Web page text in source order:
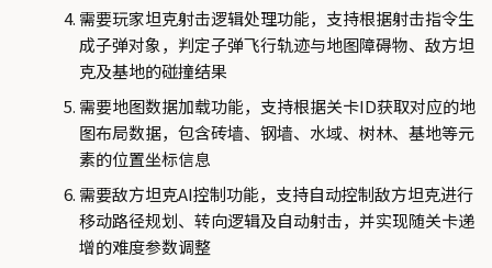
需要玩家坦克射击逻辑处理功能，支持根据射击指令生
成子弹对象，判定子弹飞行轨迹与地图障碍物、敌方坦
克及基地的碰撞结果
需要地图数据加载功能，支持根据关卡ID获取对应的地
图布局数据，包含砖墙、钢墙、水域、树林、基地等元
素的位置坐标信息
需要敌方坦克AI控制功能，支持自动控制敌方坦克进行
移动路径规划、转向逻辑及自动射击，并实现随关卡递
增的难度参数调整